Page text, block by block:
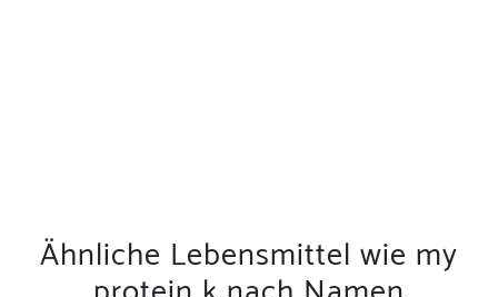
Ähnliche Lebensmittel wie my